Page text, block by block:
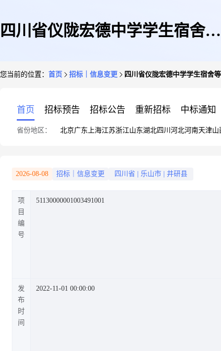
四川省仪陇宏德中学学生宿舍等
您当前的位置： 首页 招标｜信息变更 四川省仪陇宏德中学学生宿舍
首页 招标预告 招标公告 重新招标 中标通知
省份地区： 北京广东 上海江苏浙江山东湖北四川 河北河南天津山
2026-08-08 招标｜信息变更 四川省 乐山市 井研县
项
目
编
号
51130000001003491001
发
布
时
间
2022-11-01 00:00:00